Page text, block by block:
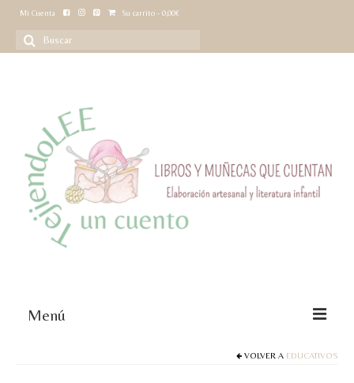
Mi Cuenta Su carrito - 0,00€
Buscar
por:
Menú
VOLVER A EDUCATIVOS